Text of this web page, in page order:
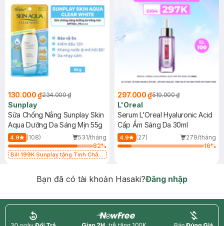
130.000 ₫234.000 ₫
Sunplay
Sữa Chống Nắng Sunplay Skin
Aqua Dưỡng Da Sáng Mịn 55g
4.9 (108)
531/tháng
82%
Bill 199K Sunplay tặng Tinh Chất
297.000 ₫519.000 ₫
L'Oreal
Serum L'Oreal Hyaluronic Acid
Cấp Ẩm Sáng Da 30ml
4.9 (27)
279/tháng
16%
Bạn đã có tài khoản Hasaki?Đăng nhập